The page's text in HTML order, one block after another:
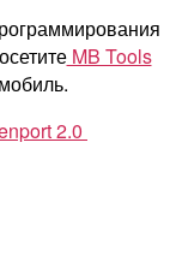
MB Tools
2.0